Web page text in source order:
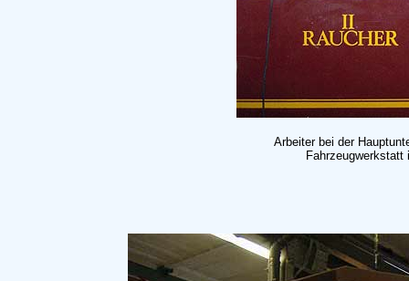
Arbeiter bei der
Fahrzeugwerkstatt